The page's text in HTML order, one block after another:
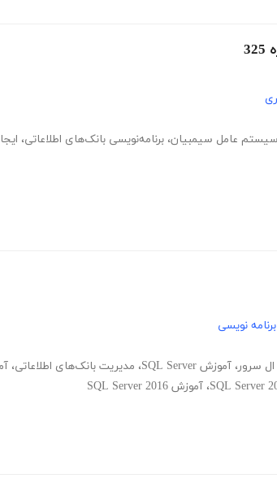
سیستم عامل سیمبیان، برنامه‌نویسی بانک‌های اطلاعاتی،
نویسی
سرور، آموزش SQL Server ، مدیریت بانک‌های اطلاعاتی،
SQL Server، آموزش SQL Server 2016